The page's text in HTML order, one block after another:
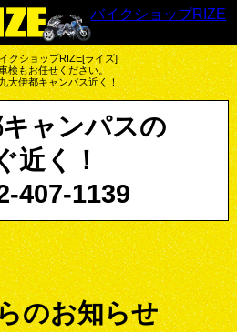
クショップRIZE[ライズ]
検もお任せください。
大伊都キャンパス近く！
バイクショップRIZE
ャンパスの
近く！
407-1139
のお知らせ